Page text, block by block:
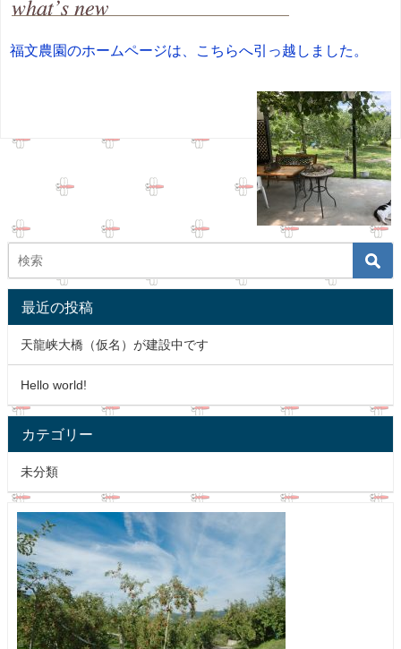
福文農園のホームページは、こちらへ引っ越しました。
最近の投稿
天龍峡大橋（仮名）が建設中です
Hello world!
カテゴリー
未分類